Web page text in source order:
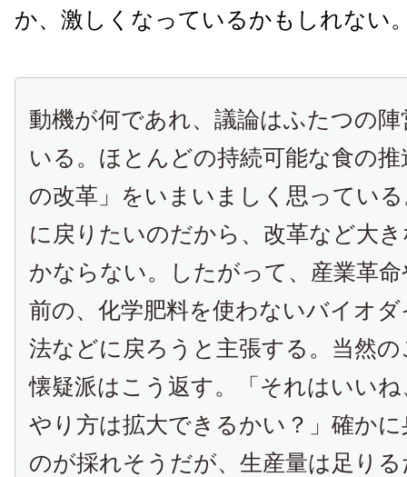
か、激しくなっているかもしれない
動機が何であれ、議論はふたつの
いる。ほとんどの持続可能な食の
の改革」をいまいましく思ってい
に戻りたいのだから、改革など大
かならない。したがって、産業革
前の、化学肥料を使わないバイオ
法などに戻ろうと主張する。当然
懐疑派はこう返す。「それはいい
やり方は拡大できるかい？」確か
のが採れそうだが、生産量は足り